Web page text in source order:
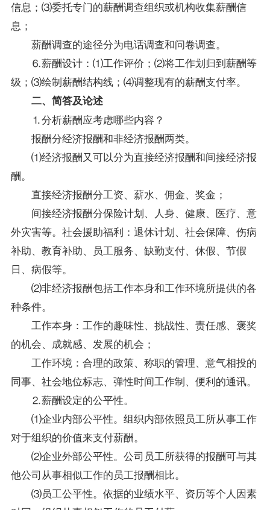
信息；⑶委托专门的薪酬调查组织或机构收集薪酬信
息；
薪酬调查的途径分为电话调查和问卷调查。
⒍薪酬设计：⑴工作评价；⑵将工作划归到薪酬等
级；⑶绘制薪酬结构线；⑷调整现有的薪酬支付率。
二、简答及论述
⒈分析薪酬应考虑哪些内容？
报酬分经济报酬和非经济报酬两类。
⑴经济报酬又可以分为直接经济报酬和间接经济报
酬。
直接经济报酬分工资、薪水、佣金、奖金；
间接经济报酬分保险计划、人身、健康、医疗、意
外灾害等。社会援助福利：退休计划、社会保障、伤病
补助、教育补助、员工服务、缺勤支付、休假、节假
日、病假等。
⑵非经济报酬包括工作本身和工作环境所提供的各
种条件。
工作本身：工作的趣味性、挑战性、责任感、褒奖
的机会、成就感、发展的机会；
工作环境：合理的政策、称职的管理、意气相投的
同事、社会地位标志、弹性时间工作制、便利的通讯。
⒉薪酬设定的公平性。
⑴企业内部公平性。组织内部依照员工所从事工作
对于组织的价值来支付薪酬。
⑵企业外部公平性。公司员工所获得的报酬可与其
他公司从事相似工作的员工报酬相比。
⑶员工公平性。依据的业绩水平、资历等个人因素